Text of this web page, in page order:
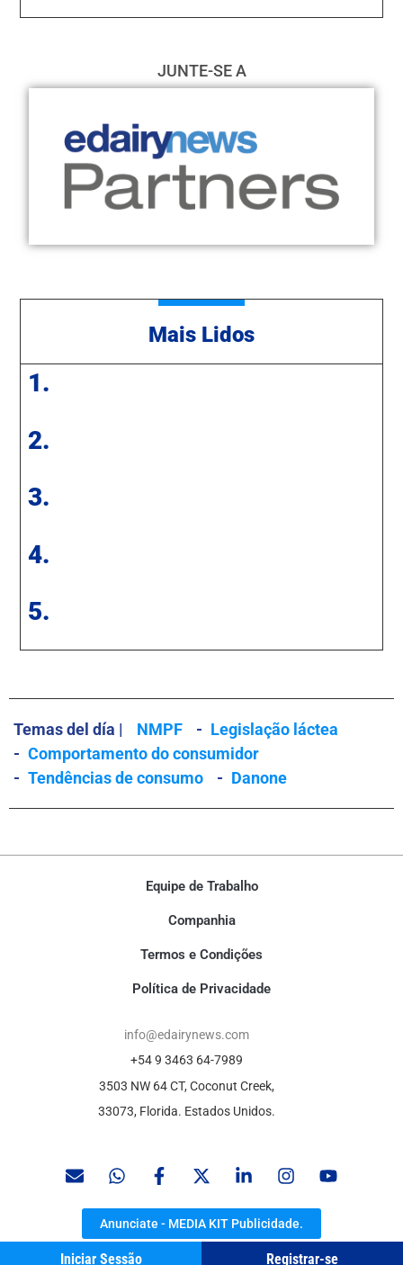
JUNTE-SE A
Mais Lidos
1.
2.
3.
4.
5.
Temas del día | NMPF - Legislação láctea
- Comportamento do consumidor
- Tendências de consumo - Danone
Iniciar Sessão Registrar-se
Equipe de Trabalho
Companhia
Termos e Condições
Política de Privacidade
info@edairynews.com
+54 9 3463 64-7989
3503 NW 64 CT, Coconut Creek,
33073, Florida. Estados Unidos.
Anunciate - MEDIA KIT Publicidade.